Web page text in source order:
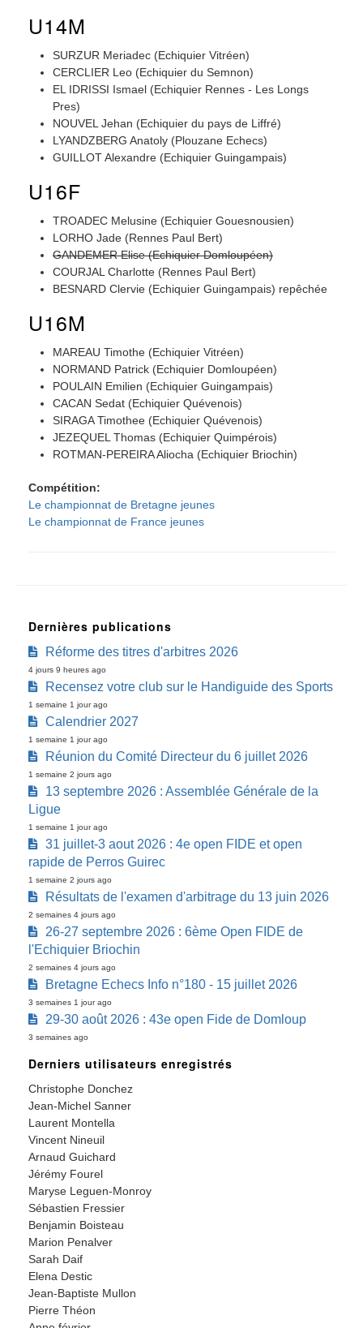
U14M
SURZUR Meriadec (Echiquier Vitréen)
CERCLIER Leo (Echiquier du Semnon)
EL IDRISSI Ismael (Echiquier Rennes - Les Longs
Pres)
NOUVEL Jehan (Echiquier du pays de Liffré)
LYANDZBERG Anatoly (Plouzane Echecs)
GUILLOT Alexandre (Echiquier Guingampais)
U16F
TROADEC Melusine (Echiquier Gouesnousien)
LORHO Jade (Rennes Paul Bert)
GANDEMER Elise (Echiquier Domloupéen)
COURJAL Charlotte (Rennes Paul Bert)
BESNARD Clervie (Echiquier Guingampais) repêchée
U16M
MAREAU Timothe (Echiquier Vitréen)
NORMAND Patrick (Echiquier Domloupéen)
POULAIN Emilien (Echiquier Guingampais)
CACAN Sedat (Echiquier Quévenois)
SIRAGA Timothee (Echiquier Quévenois)
JEZEQUEL Thomas (Echiquier Quimpérois)
ROTMAN-PEREIRA Aliocha (Echiquier Briochin)
Compétition
Le championnat de Bretagne jeunes
Le championnat de France jeunes
Dernières publications
Réforme des titres d'arbitres 2026
4 jours 9 heures ago
Recensez votre club sur le Handiguide des Sports
1 semaine 1 jour ago
Calendrier 2027
1 semaine 1 jour ago
Réunion du Comité Directeur du 6 juillet 2026
1 semaine 2 jours ago
13 septembre 2026 : Assemblée Générale de la
Ligue
1 semaine 1 jour ago
31 juillet-3 aout 2026 : 4e open FIDE et open
rapide de Perros Guirec
1 semaine 2 jours ago
Résultats de l'examen d'arbitrage du 13 juin 2026
2 semaines 4 jours ago
26-27 septembre 2026 : 6ème Open FIDE de
l'Echiquier Briochin
2 semaines 4 jours ago
Bretagne Echecs Info n°180 - 15 juillet 2026
3 semaines 1 jour ago
29-30 août 2026 : 43e open Fide de Domloup
3 semaines ago
Derniers utilisateurs enregistrés
Christophe Donchez
Jean-Michel Sanner
Laurent Montella
Vincent Nineuil
Arnaud Guichard
Jérémy Fourel
Maryse Leguen-Monroy
Sébastien Fressier
Benjamin Boisteau
Marion Penalver
Sarah Daif
Elena Destic
Jean-Baptiste Mullon
Pierre Théon